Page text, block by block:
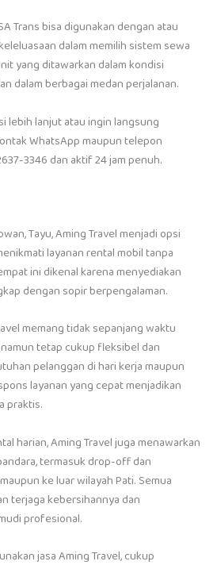
Trans bisa digunakan dengan atau
dalam memilih sistem sewa
yang ditawarkan dalam kondisi
dalam berbagai medan perjalanan.
lebih lanjut atau ingin langsung
WhatsApp maupun telepon
3346 dan aktif 24 jam penuh.
Tayu, Aming Travel menjadi opsi
layanan rental mobil tanpa
ini dikenal karena menyediakan
dengan sopir berpengalaman.
memang tidak sepanjang waktu
tetap cukup fleksibel dan
pelanggan di hari kerja maupun
layanan yang cepat menjadikan
praktis.
harian, Aming Travel juga menawarkan
termasuk drop-off dan
ke luar wilayah Pati. Semua
terjaga kebersihannya dan
profesional.
jasa Aming Travel, cukup